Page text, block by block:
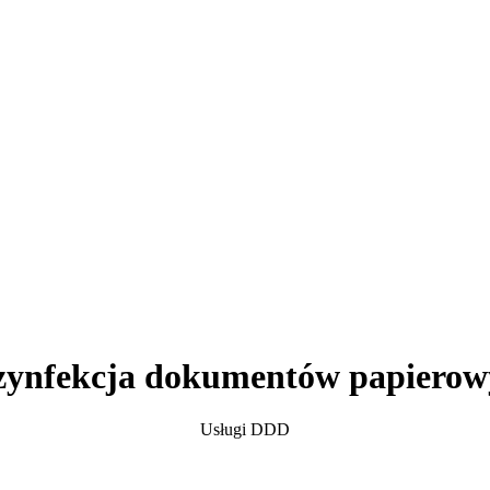
dokumentów
Usługi DDD